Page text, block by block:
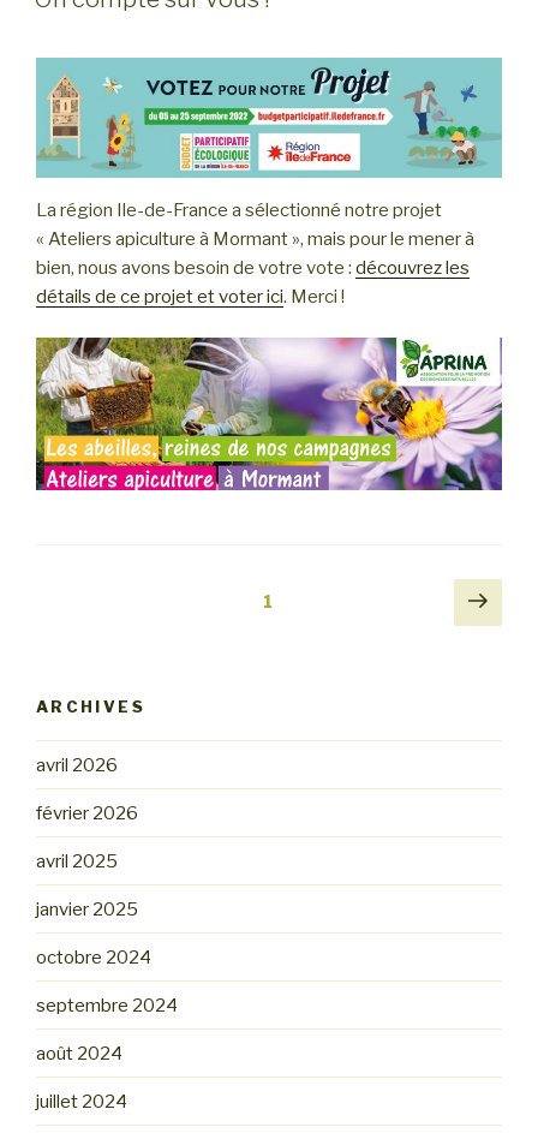
La région Ile-de-France a sélectionné notre projet
« Ateliers apiculture à Mormant », mais pour le mener à
bien, nous avons besoin de votre vote : découvrez les
détails de ce projet et voter ici. Merci !
1
ARCHIVES
avril 2026
février 2026
avril 2025
janvier 2025
octobre 2024
septembre 2024
août 2024
juillet 2024